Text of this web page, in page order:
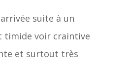
suite à un
timide voir craintive
et surtout très